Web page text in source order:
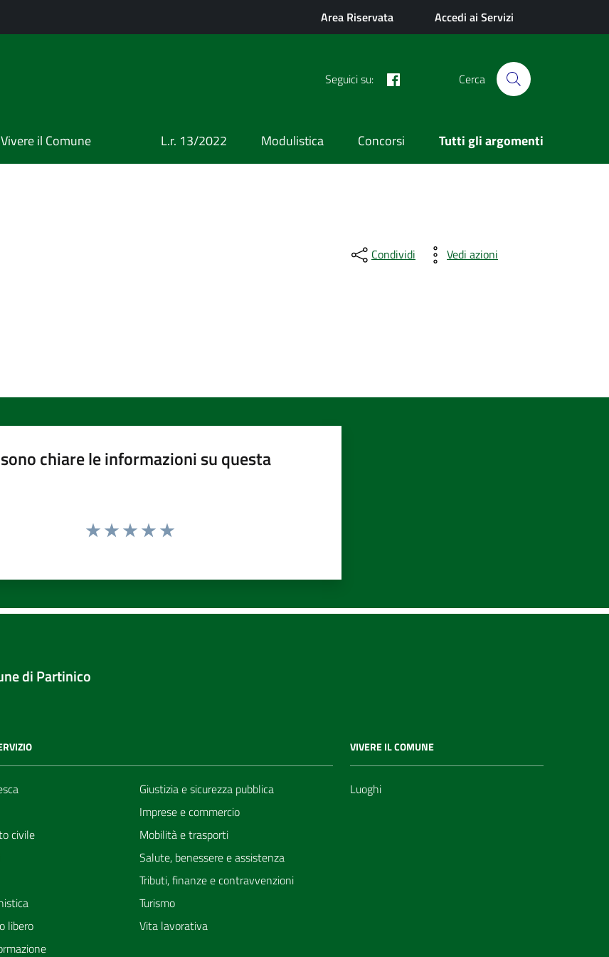
Area Riservata Accedi ai Servizi
Seguici su: Cerca
Vivere il Comune L.r. 13/2022 Modulistica Concorsi Tutti gli argomenti
Condividi Vedi azioni
chiare le informazioni su questa
di Partinico
civile
libero
Giustizia e sicurezza pubblica
Imprese e commercio
Mobilità e trasporti
Salute, benessere e assistenza
Tributi, finanze e contravvenzioni
Turismo
Vita lavorativa
VIVERE IL COMUNE
Luoghi